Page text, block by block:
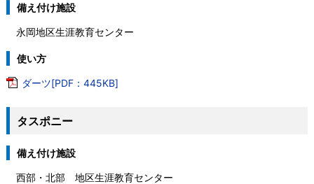
備え付け施設
永岡地区生涯教育センター
使い方
ダーツ[PDF：445KB]
タスポニー
備え付け施設
西部・北部 地区生涯教育センター